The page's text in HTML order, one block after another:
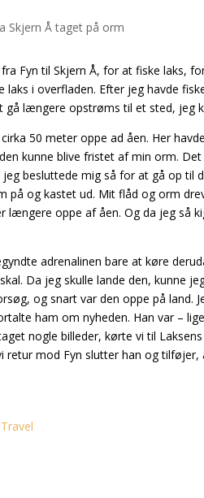
Fyn til Skjern Å, for at fiske laks,
i overfladen. Efter jeg havde
gå længere opstrøms til et sted, jeg
50 meter oppe ad åen. Her
kunne blive fristet af min orm.
besluttede mig så for at gå op
på og kastet ud. Mit flåd og orm
længere oppe af åen. Og da jeg så
adrenalinen bare at køre
Da jeg skulle lande den, kunne
og snart var den oppe på land.
ham om nyheden. Han var –
nogle billeder, kørte vi til
retur mod Fyn slutter han og tilføjer,